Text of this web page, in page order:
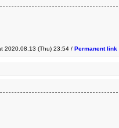
2020.08.13 (Thu) 23:54 / Permanent link